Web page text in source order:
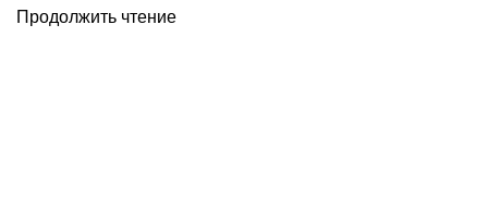
Продолжить чтение